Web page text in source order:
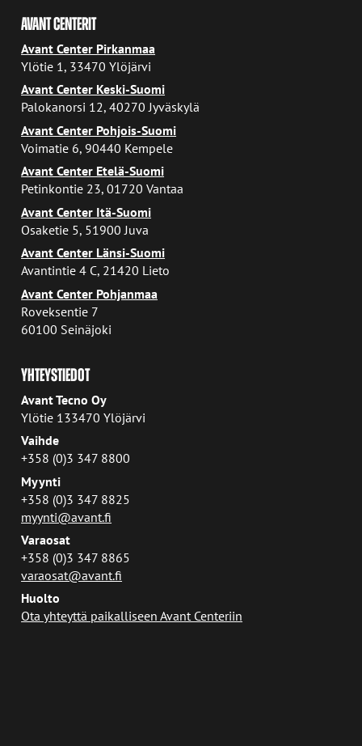
AVANT CENTERIT
Avant Center Pirkanmaa
Ylötie 1, 33470 Ylöjärvi
Avant Center Keski-Suomi
Palokanorsi 12, 40270 Jyväskylä
Avant Center Pohjois-Suomi
Voimatie 6, 90440 Kempele
Avant Center Etelä-Suomi
Petinkontie 23, 01720 Vantaa
Avant Center Itä-Suomi
Osaketie 5, 51900 Juva
Avant Center Länsi-Suomi
Avantintie 4 C, 21420 Lieto
Avant Center Pohjanmaa
Roveksentie 7
60100 Seinäjoki
YHTEYSTIEDOT
Avant Tecno Oy
Ylötie 133470 Ylöjärvi
Vaihde
+358 (0)3 347 8800
Myynti
+358 (0)3 347 8825
myynti@avant.fi
Varaosat
+358 (0)3 347 8865
varaosat@avant.fi
Huolto
Ota yhteyttä paikalliseen Avant Centeriin